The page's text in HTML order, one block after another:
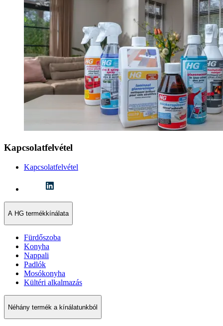
Kapcsolatfelvétel
Kapcsolatfelvétel
A HG termékkínálata
Fürdőszoba
Konyha
Nappali
Padlók
Mosókonyha
Kültéri alkalmazás
Néhány termék a kínálatunkból